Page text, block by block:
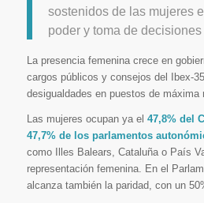
sostenidos de las mujeres
poder y toma de
La presencia femenina crece en
cargos públicos y consejos del Ibex-
desigualdades en puestos de máxima
Las mujeres ocupan ya el 47,8% del
47,7% de los parlamentos
como Illes Balears, Cataluña o País
representación femenina. En el
alcanza también la paridad, con un